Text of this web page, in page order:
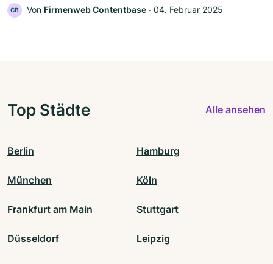
CB Von Firmenweb Contentbase ‧ 04. Februar 2025
Top Städte Alle ansehen
Berlin Hamburg
München Köln
Frankfurt am Main Stuttgart
Düsseldorf Leipzig